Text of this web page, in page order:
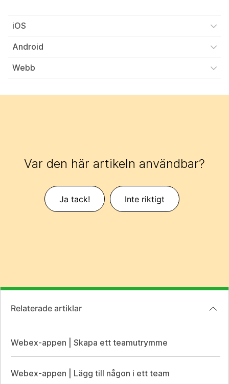
iOS
Android
Webb
Var den här artikeln användbar?
Ja tack! Inte riktigt
Relaterade artiklar
Webex-appen | Skapa ett teamutrymme
Webex-appen | Lägg till någon i ett team